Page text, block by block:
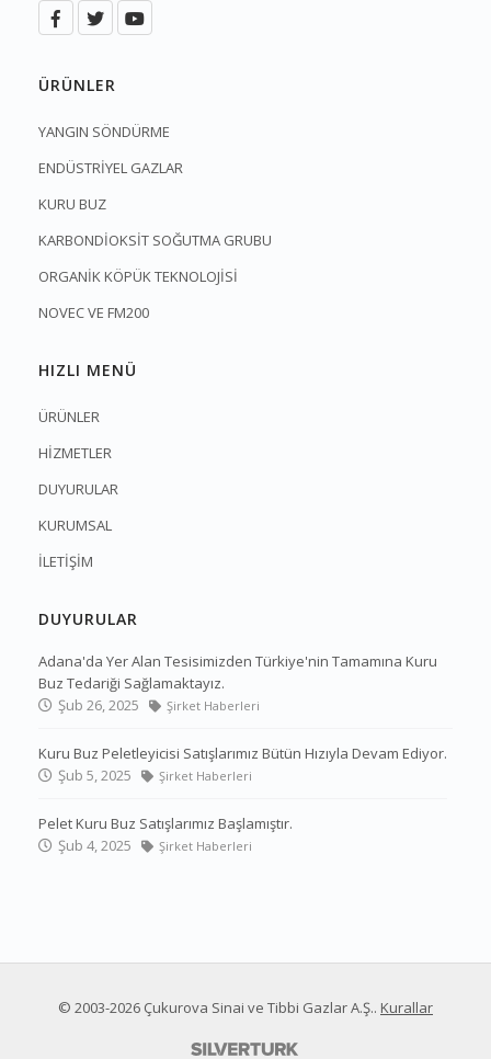
ÜRÜNLER
YANGIN SÖNDÜRME
ENDÜSTRİYEL GAZLAR
KURU BUZ
KARBONDİOKSİT SOĞUTMA GRUBU
ORGANİK KÖPÜK TEKNOLOJİSİ
NOVEC VE FM200
HIZLI MENÜ
ÜRÜNLER
HİZMETLER
DUYURULAR
KURUMSAL
İLETİŞİM
DUYURULAR
Adana'da Yer Alan Tesisimizden Türkiye'nin Tamamına Kuru
Buz Tedariği Sağlamaktayız.
Şub 26, 2025
Şirket Haberleri
Kuru Buz Peletleyicisi Satışlarımız Bütün Hızıyla Devam Ediyor.
Şub 5, 2025
Şirket Haberleri
Pelet Kuru Buz Satışlarımız Başlamıştır.
Şub 4, 2025
Şirket Haberleri
© 2003-2026 Çukurova Sinai ve Tibbi Gazlar A.Ş.. Kurallar